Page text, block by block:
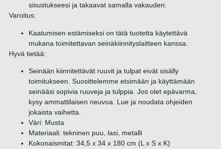
sisustukseesi ja takaavat samalla vakauden.
Varoitus:
Kaatumisen estämiseksi on tätä tuotetta käytettävä
mukana toimitettavan seinäkiinnityslaitteen kanssa.
Hyvä tietää:
Seinään kiinnitettävät ruuvit ja tulpat eivät sisälly
toimitukseen. Suosittelemme etsimään ja käyttämään
seinääsi sopivia ruuveja ja tulppia. Jos olet epävarma,
kysy ammattilaisen neuvoa. Lue ja noudata ohjeiden
jokaista vaihetta.
Väri: Musta
Materiaali: tekninen puu, lasi, metalli
Kokonaismitat: 34,5 x 34 x 180 cm (L x S x K)